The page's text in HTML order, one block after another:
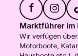
f
Marktführer im
Wir verfügen
Motorboote,